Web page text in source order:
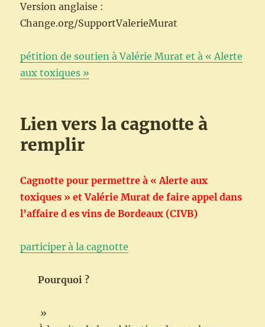
Version anglaise :
Change.org/SupportValerieMurat
pétition de soutien à Valérie Murat et à « Alerte
aux toxiques »
Lien vers la cagnotte à
remplir
Cagnotte pour permettre à « Alerte aux
toxiques » et Valérie Murat de faire appel dans
l’affaire d es vins de Bordeaux (CIVB)
participer à la cagnotte
Pourquoi ?
»